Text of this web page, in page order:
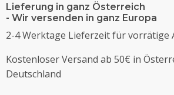
Lieferung in ganz Österreich
- Wir versenden in ganz Europa
2-4 Werktage Lieferzeit für vorrätige
Kostenloser Versand ab 50€ in
Deutschland